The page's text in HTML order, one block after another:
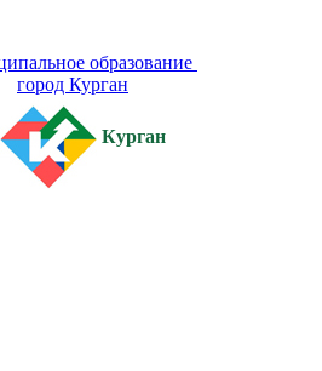
образование
город Курган
Курган